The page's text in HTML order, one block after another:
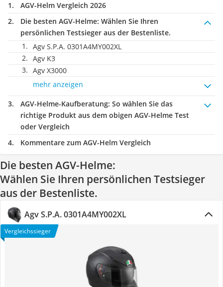
AGV-Helm Vergleich 2026
Die besten AGV-Helme: Wählen Sie Ihren
persönlichen Testsieger aus der Bestenliste.
Agv S.P.A. 0301A4MY002XL
Agv K3
Agv X3000
mehr anzeigen
AGV-Helme-Kaufberatung: So wählen Sie das
richtige Produkt aus dem obigen AGV-Helme Test
oder Vergleich
Kommentare zum AGV-Helm Vergleich
Die besten AGV-Helme:
Wählen Sie Ihren persönlichen Testsieger
aus der Bestenliste.
Agv S.P.A. 0301A4MY002XL
Vergleichssieger